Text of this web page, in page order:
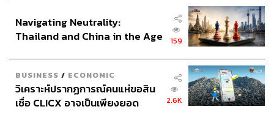
สามารถติดตาม THE STANDARD WEALTH
ผ่านแอปพลิเคชันต่างๆ ที่คุณสะดวกหรือใช้งานอยู่แล้วได้เลย
Navigating Neutrality:
Thailand and China in the Age
159
BUSINESS / ECONOMIC
วิเคราะห์ปรากฏการณ์คนแห่ขอสิน
เชื่อ CLICX อาจเป็นเพียงยอด
2.6K